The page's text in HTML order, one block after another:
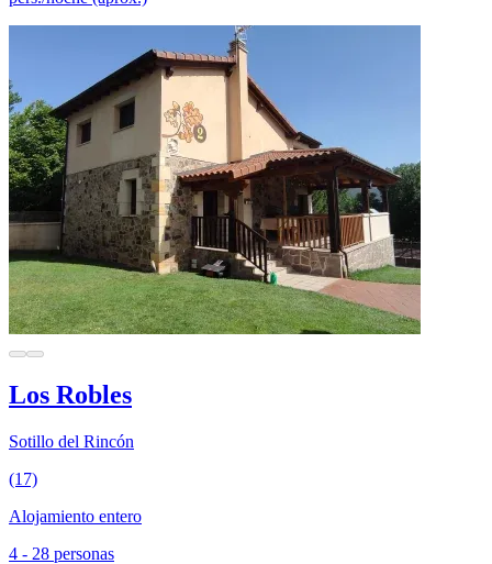
Los Robles
Sotillo del Rincón
(17)
Alojamiento entero
4 - 28 personas